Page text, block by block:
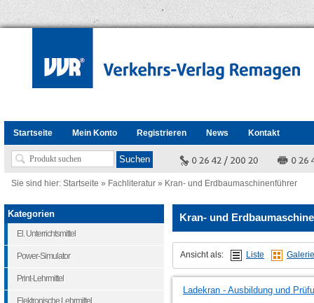
Startseite Mein Konto Registrieren News Kontakt
Sie sind hier: Startseite » Fachliteratur » Kran- und Erdbaumaschinenführer
Kran- und
Ansicht als: Liste Galerie
Ladekran - Ausbildung und
Kategorien
El. Unterrichtsmittel
Power-Simulator
Print-Lehrmittel
Elektronische Lehrmittel